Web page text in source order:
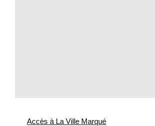
Accès à La Ville Marqué